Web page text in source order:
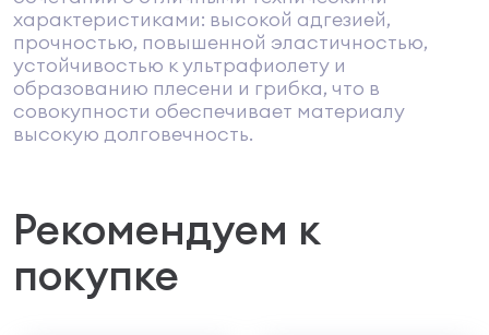
характеристиками: высокой адгезией,
прочностью, повышенной эластичностью,
устойчивостью к ультрафиолету и
образованию плесени и грибка, что в
совокупности обеспечивает материалу
высокую долговечность.
Рекомендуем к
покупке